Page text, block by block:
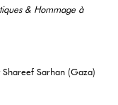
& Hommage à
Sarhan (Gaza)